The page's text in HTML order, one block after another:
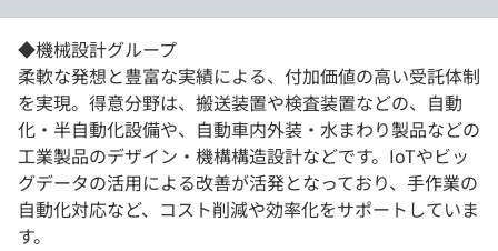
◆機械設計グループ
柔軟な発想と豊富な実績による、付加価値の高い受託体制
を実現。得意分野は、搬送装置や検査装置などの、自動
化・半自動化設備や、自動車内外装・水まわり製品などの
工業製品のデザイン・機構構造設計などです。IoTやビッ
グデータの活用による改善が活発となっており、手作業の
自動化対応など、コスト削減や効率化をサポートしていま
す。